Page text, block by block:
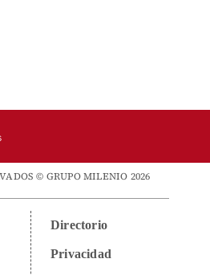
© GRUPO MILENIO 2026
Directorio
Privacidad